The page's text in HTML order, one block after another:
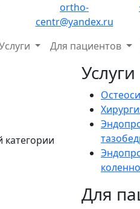
ortho-
centr@yandex.ru
Для пациентов
Услуги
Для